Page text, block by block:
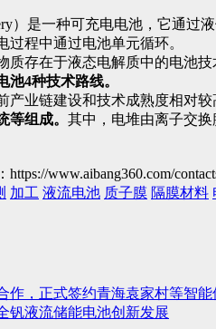
）是一种可充电电池，它通过
过程中通过电池单元循环。
质存在于液态电解质中的电池
池4种技术路线。
产业链建设和技术成熟度相对较
等组成。 其中，电堆由离子交
www.aibang360.com/
加工 液流电池 质子膜 隔膜材料
作，正式签约青海袁家村等智能
钒液流储能电池创新发展